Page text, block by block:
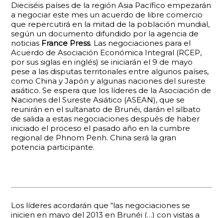
Dieciséis países de la región Asia Pacífico empezarán
a negociar este mes un acuerdo de libre comercio
que repercutirá en la mitad de la población mundial,
según un documento difundido por la agencia de
noticias France Press. Las negociaciones para el
Acuerdo de Asociación Económica Integral (RCEP,
por sus siglas en inglés) se iniciarán el 9 de mayo
pese a las disputas territoriales entre algunos países,
como China y Japón y algunas naciones del sureste
asiático. Se espera que los líderes de la Asociación de
Naciones del Sureste Asiático (ASEAN), que se
reunirán en el sultanato de Brunéi, darán el silbato
de salida a estas negociaciones después de haber
iniciado el proceso el pasado año en la cumbre
regional de Phnom Penh. China será la gran
potencia participante.
Los líderes acordarán que “las negociaciones se
inicien en mayo del 2013 en Brunéi (…) con vistas a